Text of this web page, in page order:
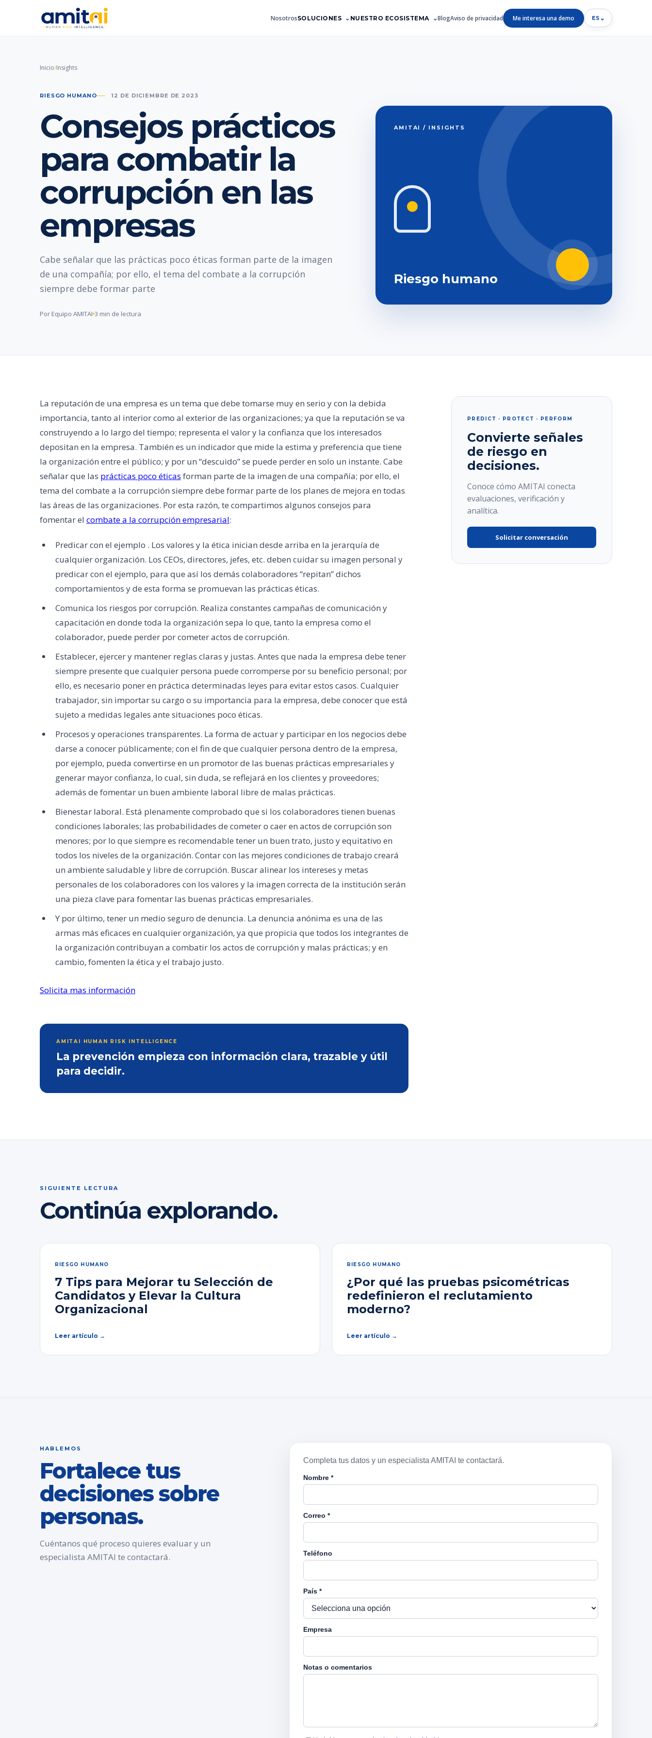
NosotrosSOLUCIONES NUESTRO ECOSISTEMA BlogAviso de privacidad Me interesa una demo ES ⌄
Inicio/Insights
RIESGO HUMANO 12 DE DICIEMBRE DE 2023
Consejos prácticos
para combatir la
corrupción en las
empresas
Cabe señalar que las prácticas poco éticas forman parte de la imagen
de una compañía; por ello, el tema del combate a la corrupción
siempre debe formar parte
Por Equipo AMITAI 3 min de lectura
AMITAI / INSIGHTS
Riesgo humano
La reputación de una empresa es un tema que debe tomarse muy en serio y con la debida
importancia, tanto al interior como al exterior de las organizaciones; ya que la reputación se va
construyendo a lo largo del tiempo; representa el valor y la confianza que los interesados
depositan en la empresa. También es un indicador que mide la estima y preferencia que tiene
la organización entre el público; y por un “descuido” se puede perder en solo un instante. Cabe
señalar que las prácticas poco éticas forman parte de la imagen de una compañía; por ello, el
tema del combate a la corrupción siempre debe formar parte de los planes de mejora en todas
las áreas de las organizaciones. Por esta razón, te compartimos algunos consejos para
fomentar el combate a la corrupción empresarial:
Predicar con el ejemplo . Los valores y la ética inician desde arriba en la jerarquía de
cualquier organización. Los CEOs, directores, jefes, etc. deben cuidar su imagen personal y
predicar con el ejemplo, para que así los demás colaboradores “repitan” dichos
comportamientos y de esta forma se promuevan las prácticas éticas.
Comunica los riesgos por corrupción. Realiza constantes campañas de comunicación y
capacitación en donde toda la organización sepa lo que, tanto la empresa como el
colaborador, puede perder por cometer actos de corrupción.
Establecer, ejercer y mantener reglas claras y justas. Antes que nada la empresa debe tener
siempre presente que cualquier persona puede corromperse por su beneficio personal; por
ello, es necesario poner en práctica determinadas leyes para evitar estos casos. Cualquier
trabajador, sin importar su cargo o su importancia para la empresa, debe conocer que está
sujeto a medidas legales ante situaciones poco éticas.
Procesos y operaciones transparentes. La forma de actuar y participar en los negocios debe
darse a conocer públicamente; con el fin de que cualquier persona dentro de la empresa,
por ejemplo, pueda convertirse en un promotor de las buenas prácticas empresariales y
generar mayor confianza, lo cual, sin duda, se reflejará en los clientes y proveedores;
además de fomentar un buen ambiente laboral libre de malas prácticas.
Bienestar laboral. Está plenamente comprobado que si los colaboradores tienen buenas
condiciones laborales; las probabilidades de cometer o caer en actos de corrupción son
menores; por lo que siempre es recomendable tener un buen trato, justo y equitativo en
todos los niveles de la organización. Contar con las mejores condiciones de trabajo creará
un ambiente saludable y libre de corrupción. Buscar alinear los intereses y metas
personales de los colaboradores con los valores y la imagen correcta de la institución serán
una pieza clave para fomentar las buenas prácticas empresariales.
Y por último, tener un medio seguro de denuncia. La denuncia anónima es una de las
armas más eficaces en cualquier organización, ya que propicia que todos los integrantes de
la organización contribuyan a combatir los actos de corrupción y malas prácticas; y en
cambio, fomenten la ética y el trabajo justo.
Solicita mas información
AMITAI HUMAN RISK INTELLIGENCE
La prevención empieza con información clara, trazable y útil
para decidir.
PREDICT · PROTECT · PERFORM
Convierte señales
de riesgo en
decisiones.
Conoce cómo AMITAI conecta
evaluaciones, verificación y
analítica.
Solicitar conversación
SIGUIENTE LECTURA
Continúa explorando.
RIESGO HUMANO
7 Tips para Mejorar tu Selección de
Candidatos y Elevar la Cultura
Organizacional
Leer artículo →
RIESGO HUMANO
¿Por qué las pruebas psicométricas
redefinieron el reclutamiento
moderno?
Leer artículo →
HABLEMOS
Fortalece tus
decisiones sobre
personas.
Cuéntanos qué proceso quieres evaluar y un
especialista AMITAI te contactará.